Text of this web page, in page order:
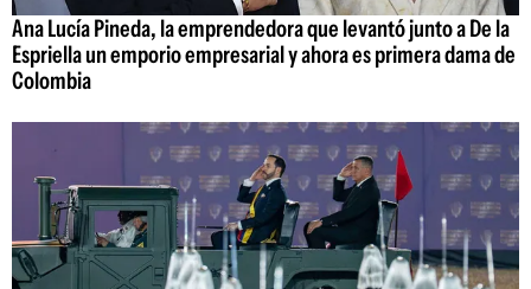
Ana Lucía Pineda, la emprendedora que levantó junto a De la
Espriella un emporio empresarial y ahora es primera dama de
Colombia